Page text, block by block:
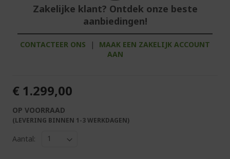
Zakelijke klant? Ontdek onze beste
aanbiedingen!
CONTACTEER ONS |
MAAK EEN ZAKELIJK ACCOUNT
AAN
€ 1.299,00
OP VOORRAAD
(LEVERING BINNEN 1-3 WERKDAGEN)
Aantal: